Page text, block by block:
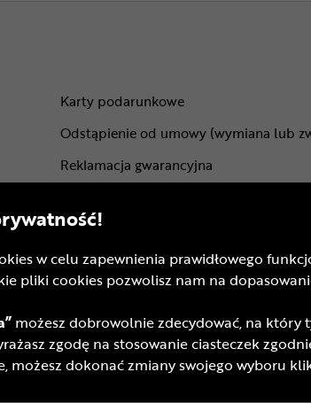
Karty podarunkowe
Odstąpienie od umowy (wymiana lub
Reklamacja gwarancyjna
Regulamin sklepu
Regulamin programu lojalnościowego
Regulamin kart podarunkowych
Regulaminy akcji promocyjnych
Akt o Usługach Cyfrowych (DSA)
w celu zapewnienia prawidłowego
pliki cookies pozwolisz nam na
możesz dobrowolnie zdecydować, na który
zgodę na stosowanie ciasteczek
możesz dokonać zmiany swojego wyboru